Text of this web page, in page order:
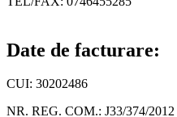
Date de facturare:
CUI: 30202486
NR. REG. COM.: J33/374/2012